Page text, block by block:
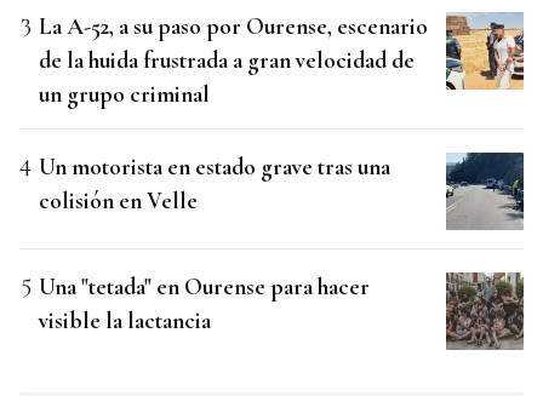
La A-52, a su paso por Ourense, escenario
de la huida frustrada a gran velocidad de
un grupo criminal
Un motorista en estado grave tras una
colisión en Velle
Una "tetada" en Ourense para hacer
visible la lactancia